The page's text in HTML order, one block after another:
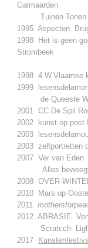
Galmaarden
Tuinen
1995 Aspecten
1998 Het is geen
1998 4 W.Vlaamse
1999
de Queeste
2001 CC De Spil
2002 kunst op post
2003
2003 zelfportretten
2007 Ver van Eden
Alles
2008 OVER-
2010 Mars op
2011
2012 ABRASIE
Scratcch
2017